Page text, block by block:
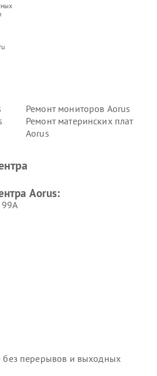
Ремонт мониторов Aorus
Ремонт материнских плат
Aorus
Aorus:
99А
перерывов и выходных